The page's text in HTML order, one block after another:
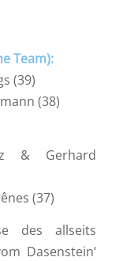
Team):
(39)
(38)
& Gerhard
(37)
des allseits
Dasenstein‘